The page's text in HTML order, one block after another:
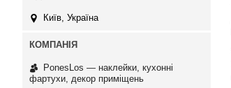
Київ, Україна
PonesLos ― наклейки, кухонні
фартухи, декор приміщень